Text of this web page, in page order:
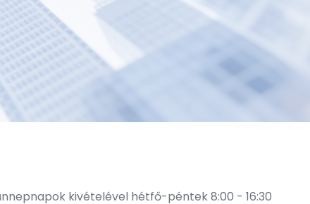
kivételével hétfő-péntek 8:00 - 16:30